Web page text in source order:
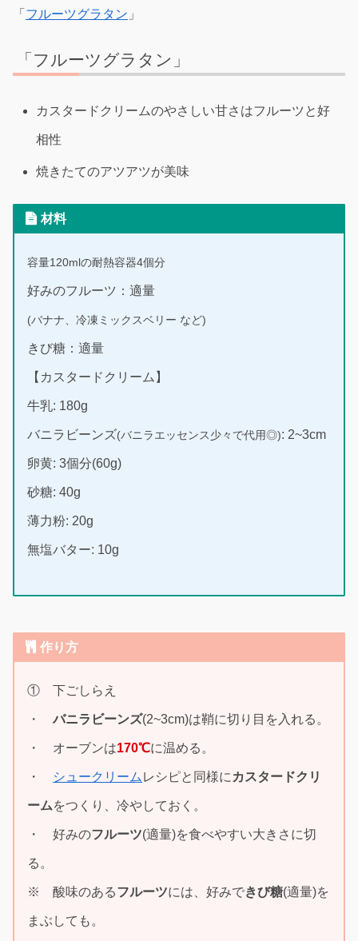
「 フルーツグラタン 」
「フルーツグラタン」
カスタードクリームのやさしい甘さはフルーツと好
相性
焼きたてのアツアツが美味
材料
容量120mlの耐熱容器4個分
好みのフルーツ：適量
(バナナ、冷凍ミックスベリー など)
きび糖：適量
【カスタードクリーム】
牛乳: 180g
バニラビーンズ(バニラエッセンス少々で代用◎): 2~3cm
卵黄: 3個分(60g)
砂糖: 40g
薄力粉: 20g
無塩バター: 10g
作り方
① 下ごしらえ
・ バニラビーンズ(2~3cm)は鞘に切り目を入れる。
・ オーブンは170℃に温める。
・ シュークリーム レシピと同様に カスタードクリ
ームをつくり、冷やしておく。
・ 好みのフルーツ(適量)を食べやすい大きさに切
る。
※ 酸味のあるフルーツには、好みできび糖(適量)を
まぶしても。